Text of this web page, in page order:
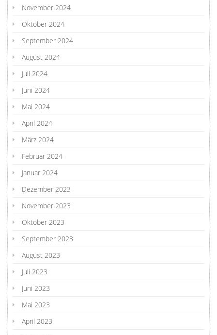
November 2024
Oktober 2024
September 2024
August 2024
Juli 2024
Juni 2024
Mai 2024
April 2024
März 2024
Februar 2024
Januar 2024
Dezember 2023
November 2023
Oktober 2023
September 2023
August 2023
Juli 2023
Juni 2023
Mai 2023
April 2023